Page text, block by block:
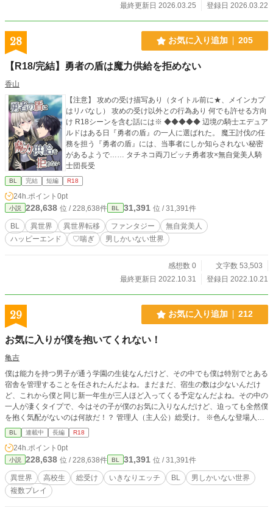
最終更新日 2026.03.25
登録日 2026.03.22
28 お気に入り追加 205
【R18/完結】勇者の盾は魔力供給を拒めない
香山
【注意】 攻めの受け描写あり（タイトル前に★、メインカプ
はリバなし） 攻めの受け以外との行為あり 何でも許せる方向
け R18シーンを含む話には※ ◆◆◆◆◆ 辺境の騎士エデュア
ルドはある日『勇者の盾』の一人に選ばれた。 魔王討伐の任
務を担う『勇者の盾』には、当事者にしか知らされない秘密
があるようで…… タチネコ両刀ビッチ勇者攻×無自覚美人騎
士団長受
BL 完結 短編 R18
24h.ポイント 0pt
小説 228,638 位 / 228,638件 BL 31,391 位 / 31,391件
BL 異世界 異世界転移 ファンタジー
無自覚美人
ハッピーエンド
♡喘ぎ 男しかいない世界
感想数 0
文字数 53,503
最終更新日 2022.10.31
登録日 2022.10.21
29 お気に入り追加 212
お気に入りが僕を抱いてくれない！
亀吉
僕は能力を持つ男子が通う学園の生徒なんだけど、その中でも僕は特別でとある
宿舎を管理することを任されたんだよね。まだまだ、宿生の数は少ないんだけ
ど、これから僕と同じ新一年生が三人ほど入ってくる予定なんだよね。その中の
一人が凄くタイプで、今はその子が僕のお気に入りなんだけど、迫っても全然僕
を抱く気配がないのは何故だ！？ 管理人（主人公）総受け。 ※色んな登場人物
と性交している。 エロ多め 性的表現がほぼ毎回あるかも………（予定） なんで
も許せる人向け。
BL 連載中 長編 R18
24h.ポイント 0pt
小説 228,638 位 / 228,638件 BL 31,391 位 / 31,391件
異世界 高校生 総受け いきなりエッチ BL
男しかいない世界
複数プレイ